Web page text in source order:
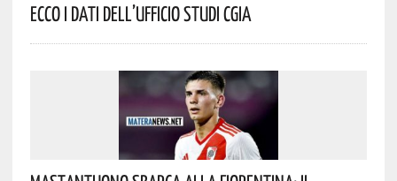
Ecco I Dati Dell’Ufficio Studi CGIA